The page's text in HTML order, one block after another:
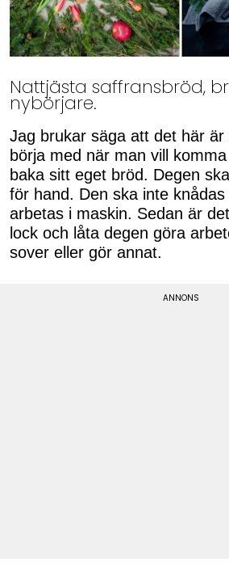
Nattjästa saffransbröd,
nybörjare.
Jag brukar säga att det här
börja med när man vill
baka sitt eget bröd. Degen
för hand. Den ska inte
arbetas i maskin. Sedan är
lock och låta degen göra
sover eller gör annat.